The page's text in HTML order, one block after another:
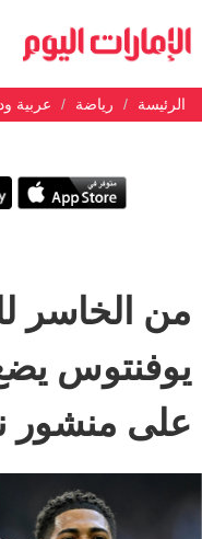
الرئيسة رياضة عربية
من الخاسر
يوفنتوس
على منشور